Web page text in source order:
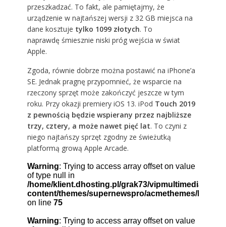
przeszkadzać. To fakt, ale pamiętajmy, że
urządzenie w najtańszej wersji z 32 GB miejsca na
dane kosztuje tylko 1099 złotych. To
naprawdę śmiesznie niski próg wejścia w świat
Apple.
Zgoda, równie dobrze można postawić na iPhone’a
SE. Jednak pragnę przypomnieć, że wsparcie na
rzeczony sprzęt może zakończyć jeszcze w tym
roku. Przy okazji premiery iOS 13. iPod Touch 2019
z pewnością będzie wspierany przez najbliższe
trzy, cztery, a może nawet pięć lat. To czyni z
niego najtańszy sprzęt zgodny ze świeżutką
platformą grową Apple Arcade.